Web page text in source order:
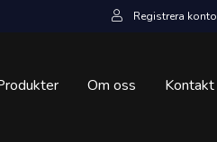
Registrera konto
Om oss Kontakt